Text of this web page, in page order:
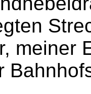
meiner